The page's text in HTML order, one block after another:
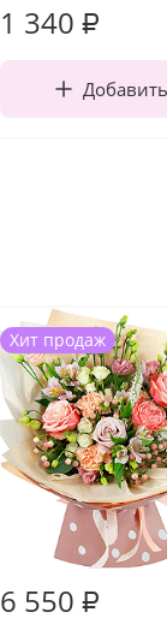
1 340 ₽
Добавить
Хит продаж
6 550 ₽